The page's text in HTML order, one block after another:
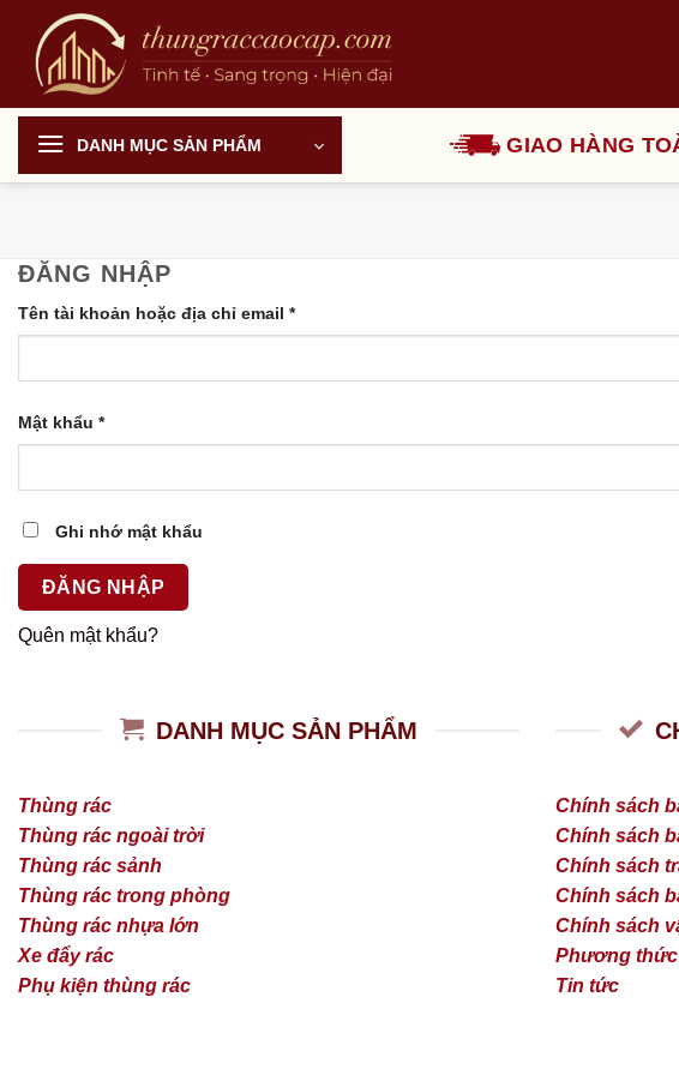
Chuyển
dung
DANH MỤC SẢN PHẨM GIAO HÀNG
ĐĂNG NHẬP
Tên tài khoản hoặc địa chỉ email *
Mật khẩu *
Ghi nhớ mật khẩu
ĐĂNG NHẬP
Quên mật khẩu?
DANH MỤC SẢN PHẨM
Thùng rác
Thùng rác ngoài trời
Thùng rác sảnh
Thùng rác trong phòng
Thùng rác nhựa lớn
Xe đẩy rác
Phụ kiện thùng rác
Chính sách
Chính sách
Chính sách
Chính sách
Chính sách
Phương
Tin tức